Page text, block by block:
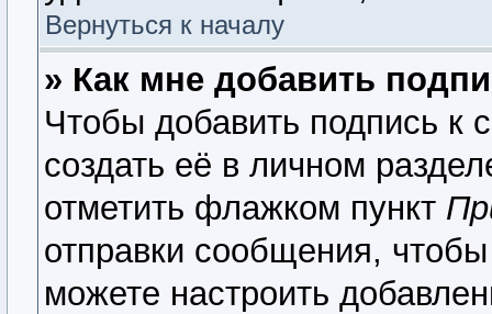
Вернуться к началу
» Как мне добавить
Чтобы добавить подпись
создать её в личном
отметить флажком пункт
отправки сообщения,
можете настроить